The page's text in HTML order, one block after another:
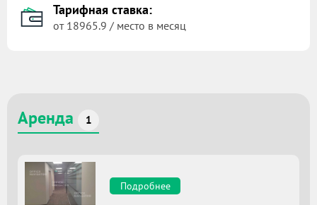
Тарифная ставка:
от 18965.9 / место в месяц
Аренда 1
Подробнее